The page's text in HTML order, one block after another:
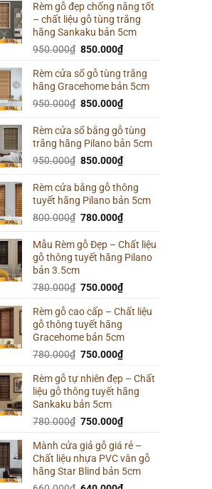
Rèm gỗ đẹp chống nắng tốt
– chất liệu gỗ tùng trắng
hãng Sankaku bản 5cm
950.000₫ Giá
là:
950.000₫.
850.000₫Giá
tại
là:
850.000₫.
Rèm cửa sổ gỗ tùng trắng
hãng Gracehome bản 5cm
950.000₫ Giá
là:
950.000₫.
850.000₫Giá
tại
là:
850.000₫.
Rèm cửa sổ bằng gỗ tùng
trắng hãng Pilano bản 5cm
950.000₫ Giá
là:
950.000₫.
850.000₫Giá
tại
là:
850.000₫.
Rèm cửa bằng gỗ thông
tuyết hãng Pilano bản 5cm
800.000₫ Giá
là:
800.000₫.
780.000₫Giá
tại
là:
Mẫu Rèm gỗ Đẹp – Chất liệu
gỗ thông tuyết hãng Pilano
bản 3.5cm
780.000₫ Giá
là:
780.000₫.
750.000₫Giá
tại
750.000₫.
Rèm gỗ cao cấp – Chất liệu
gỗ thông tuyết hãng
Gracehome bản 5cm
780.000₫ Giá
là:
780.000₫.
750.000₫Giá
tại
là:
Rèm gỗ tự nhiên đẹp – Chất
liệu gỗ thông tuyết hãng
Sankaku bản 5cm
780.000₫ Giá
là:
780.000₫.
750.000₫Giá
tại
là:
750.000₫.
Mành cửa giả gỗ giá rẻ –
Chất liệu nhựa PVC vân gỗ
hãng Star Blind bản 5cm